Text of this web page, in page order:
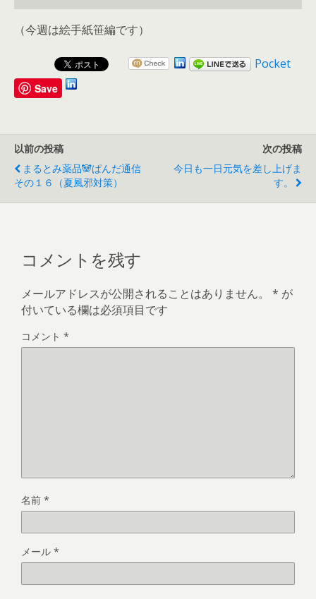
（今週は絵手紙笹編です）
Pocket
Save
以前の投稿
まるとみ薬品🐼ぱんだ通信
その１６（夏風邪対策）
次の投稿
今日も一日元気を差し上げま
す。
コメントを残す
メールアドレスが公開されることはありません。 * が
付いている欄は必須項目です
コメント *
名前 *
メール *